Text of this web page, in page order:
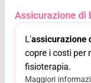
Assicurazione di
L'assicurazione
copre i costi per
fisioterapia.
Maggiori